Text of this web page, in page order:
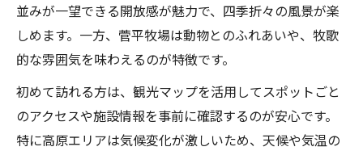
並みが一望できる開放感が魅力で、四季折々の風景が楽
しめます。一方、菅平牧場は動物とのふれあいや、牧歌
的な雰囲気を味わえるのが特徴です。
初めて訪れる方は、観光マップを活用してスポットごと
のアクセスや施設情報を事前に確認するのが安心です。
特に高原エリアは気候変化が激しいため、天候や気温の